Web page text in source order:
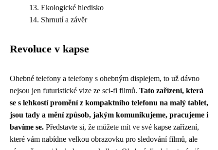
Ekologické hledisko
Shrnutí a závěr
Revoluce v kapse
Ohebné telefony a telefony s ohebným displejem, to už dávno
nejsou jen futuristické vize ze sci-fi filmů. Tato zařízení, která
se s lehkostí promění z kompaktního telefonu na malý tablet,
jsou tady a mění způsob, jakým komunikujeme, pracujeme i
bavíme se. Představte si, že můžete mít ve své kapse zařízení,
které vám nabídne velkou obrazovku pro sledování filmů, ale